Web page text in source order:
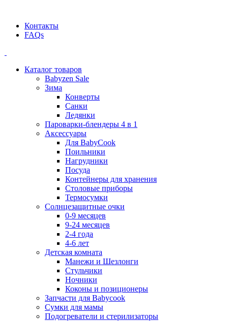
Контакты
FAQs
Каталог товаров
Babyzen Sale
Зима
Конверты
Санки
Ледянки
Пароварки-блендеры 4 в 1
Аксессуары
Для BabyCook
Поильники
Нагрудники
Посуда
Контейнеры для хранения
Столовые приборы
Термосумки
Солнцезащитные очки
0-9 месяцев
9-24 месяцев
2-4 года
4-6 лет
Детская комната
Манежи и Шезлонги
Стульчики
Ночники
Коконы и позиционеры
Запчасти для Babycook
Сумки для мамы
Подогреватели и стерилизаторы